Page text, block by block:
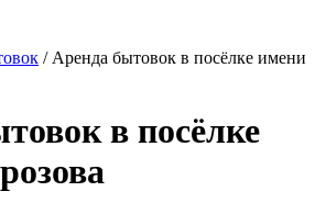
/ Аренда бытовок в посёлке имени
в посёлке